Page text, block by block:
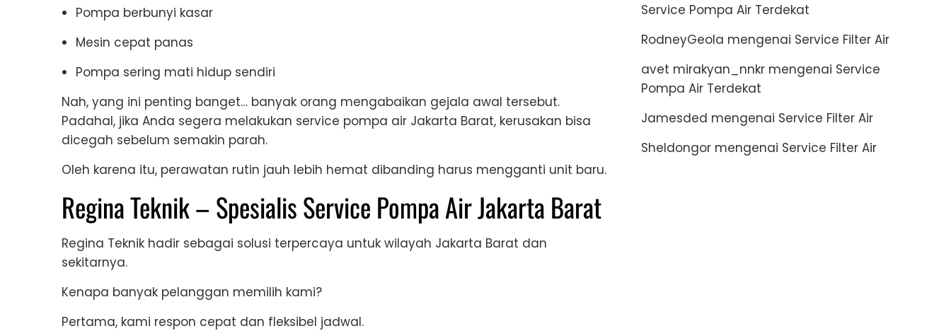
Pompa berbunyi kasar
Mesin cepat panas
Pompa sering mati hidup sendiri
Nah, yang ini penting banget… banyak orang mengabaikan gejala awal tersebut.
Padahal, jika Anda segera melakukan service pompa air Jakarta Barat, kerusakan bisa
dicegah sebelum semakin parah.
Oleh karena itu, perawatan rutin jauh lebih hemat dibanding harus mengganti unit baru.
Regina Teknik – Spesialis Service Pompa Air Jakarta Barat
Regina Teknik hadir sebagai solusi terpercaya untuk wilayah Jakarta Barat dan
sekitarnya.
Kenapa banyak pelanggan memilih kami?
Pertama, kami respon cepat dan fleksibel jadwal.
Service Pompa Air Terdekat
RodneyGeola mengenai Service Filter Air
avet mirakyan_nnkr mengenai Service
Pompa Air Terdekat
Jamesded mengenai Service Filter Air
Sheldongor mengenai Service Filter Air